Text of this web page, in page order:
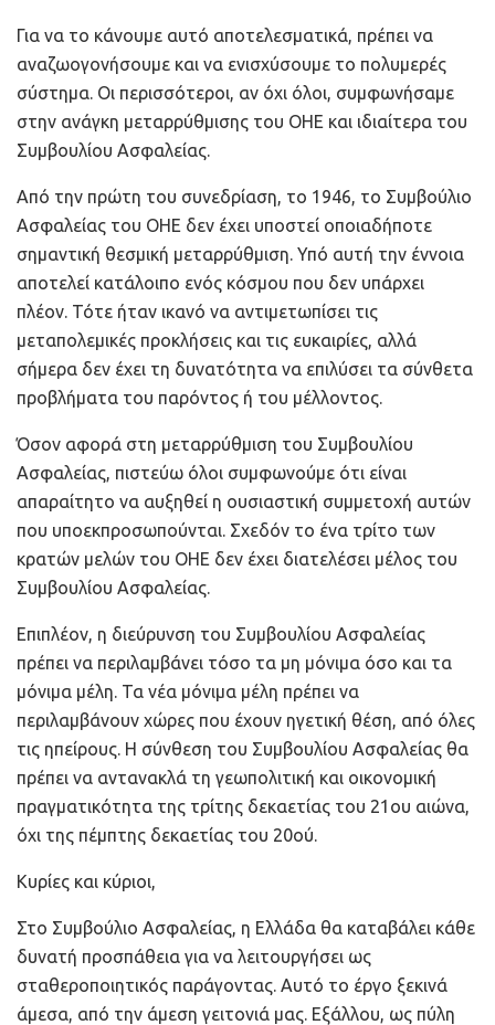
Για να το κάνουμε αυτό αποτελεσματικά, πρέπει να
αναζωογονήσουμε και να ενισχύσουμε το πολυμερές
σύστημα. Οι περισσότεροι, αν όχι όλοι, συμφωνήσαμε
στην ανάγκη μεταρρύθμισης του ΟΗΕ και ιδιαίτερα του
Συμβουλίου Ασφαλείας.
Από την πρώτη του συνεδρίαση, το 1946, το Συμβούλιο
Ασφαλείας του ΟΗΕ δεν έχει υποστεί οποιαδήποτε
σημαντική θεσμική μεταρρύθμιση. Υπό αυτή την έννοια
αποτελεί κατάλοιπο ενός κόσμου που δεν υπάρχει
πλέον. Τότε ήταν ικανό να αντιμετωπίσει τις
μεταπολεμικές προκλήσεις και τις ευκαιρίες, αλλά
σήμερα δεν έχει τη δυνατότητα να επιλύσει τα σύνθετα
προβλήματα του παρόντος ή του μέλλοντος.
Όσον αφορά στη μεταρρύθμιση του Συμβουλίου
Ασφαλείας, πιστεύω όλοι συμφωνούμε ότι είναι
απαραίτητο να αυξηθεί η ουσιαστική συμμετοχή αυτών
που υποεκπροσωπούνται. Σχεδόν το ένα τρίτο των
κρατών μελών του ΟΗΕ δεν έχει διατελέσει μέλος του
Συμβουλίου Ασφαλείας.
Επιπλέον, η διεύρυνση του Συμβουλίου Ασφαλείας
πρέπει να περιλαμβάνει τόσο τα μη μόνιμα όσο και τα
μόνιμα μέλη. Τα νέα μόνιμα μέλη πρέπει να
περιλαμβάνουν χώρες που έχουν ηγετική θέση, από όλες
τις ηπείρους. Η σύνθεση του Συμβουλίου Ασφαλείας θα
πρέπει να αντανακλά τη γεωπολιτική και οικονομική
πραγματικότητα της τρίτης δεκαετίας του 21ου αιώνα,
όχι της πέμπτης δεκαετίας του 20ού.
Κυρίες και κύριοι,
Στο Συμβούλιο Ασφαλείας, η Ελλάδα θα καταβάλει κάθε
δυνατή προσπάθεια για να λειτουργήσει ως
σταθεροποιητικός παράγοντας. Αυτό το έργο ξεκινά
άμεσα, από την άμεση γειτονιά μας. Εξάλλου, ως πύλη